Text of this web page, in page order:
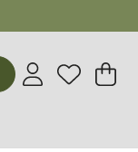
Antal i
. .